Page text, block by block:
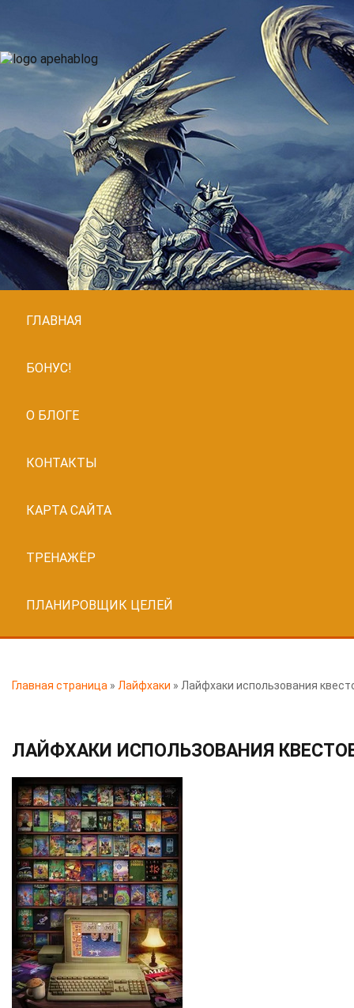
ГЛАВНАЯ
БОНУС!
О БЛОГЕ
КОНТАКТЫ
КАРТА САЙТА
ТРЕНАЖЁР
ПЛАНИРОВЩИК ЦЕЛЕЙ
Главная страница » Лайфхаки » Лайфхаки использования
ЛАЙФХАКИ ИСПОЛЬЗОВАНИЯ